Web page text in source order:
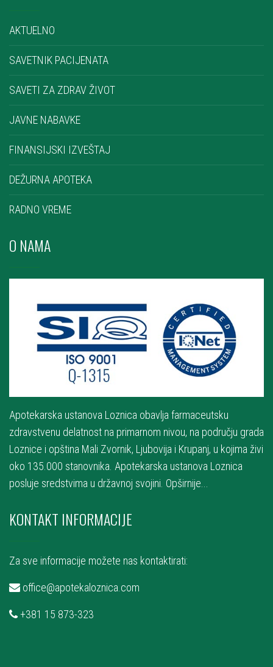
AKTUELNO
SAVETNIK PACIJENATA
SAVETI ZA ZDRAV ŽIVOT
JAVNE NABAVKE
FINANSIJSKI IZVEŠTAJ
DEŽURNA APOTEKA
RADNO VREME
O NAMA
Apotekarska ustanova Loznica obavlja farmaceutsku
zdravstvenu delatnost na primarnom nivou, na području grada
Loznice i opština Mali Zvornik, Ljubovija i Krupanj, u kojima živi
oko 135.000 stanovnika. Apotekarska ustanova Loznica
posluje sredstvima u državnoj svojini. Opširnije...
KONTAKT INFORMACIJE
Za sve informacije možete nas kontaktirati:
office@apotekaloznica.com
+381 15 873-323